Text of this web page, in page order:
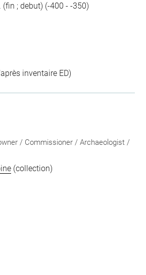
(fin ; debut) (-400 - -350)
inventaire ED)
/ Commissioner / Archaeologist /
(collection)